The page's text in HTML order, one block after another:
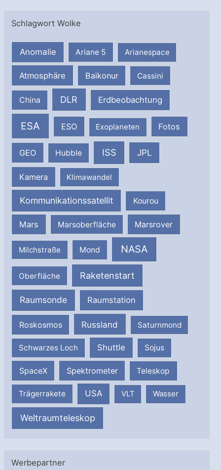
Schlagwort Wolke
Anomalie Ariane 5 Arianespace
Atmosphäre Baikonur Cassini
China DLR Erdbeobachtung
ESA ESO Exoplaneten Fotos
GEO Hubble ISS JPL
Kamera Klimawandel
Kommunikationssatellit Kourou
Mars Marsoberfläche Marsrover
Milchstraße Mond NASA
Oberfläche Raketenstart
Raumsonde Raumstation
Roskosmos Russland Saturnmond
Schwarzes Loch Shuttle Sojus
SpaceX Spektrometer Teleskop
Trägerrakete USA VLT Wasser
Weltraumteleskop
Werbepartner